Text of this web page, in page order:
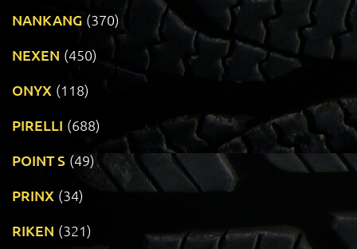
NANKANG (370)
NEXEN (450)
ONYX (118)
PIRELLI (688)
POINT S (49)
PRINX (34)
RIKEN (321)